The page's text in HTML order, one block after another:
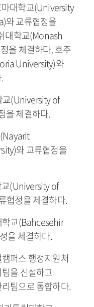
대학교(University
와 교류협정을
대학교(Monash
을 체결하다. 호주
University)와
교(University of
을 체결하다.
와 교류협정을
(University of
협정을 체결하다.
교(Bahcesehir
을 체결하다.
퍼스 행정지원처
을 신설하고
팀으로 통합하다.